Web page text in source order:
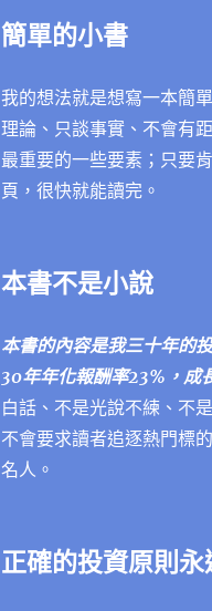
簡單的小書
我的想法就是想寫一本簡
理論、只談事實、不會有
最重要的一些要素；只要
頁，很快就能讀完。
本書不是小說
本書的內容是我三十年的
30年年化報酬率23%， 成
白話、不是光說不練、不
不會要求讀者追逐熱門標
名人。
正確的投資原則